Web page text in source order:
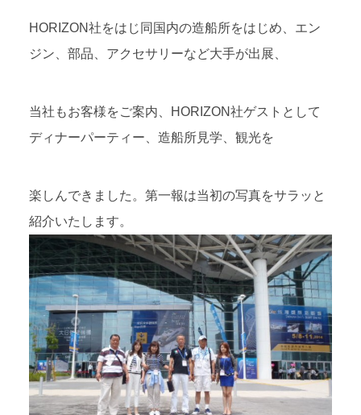
HORIZON社をはじ同国内の造船所をはじめ、エン
ジン、部品、アクセサリーなど大手が出展、
当社もお客様をご案内、HORIZON社ゲストとして
ディナーパーティー、造船所見学、観光を
楽しんできました。第一報は当初の写真をサラッと
紹介いたします。